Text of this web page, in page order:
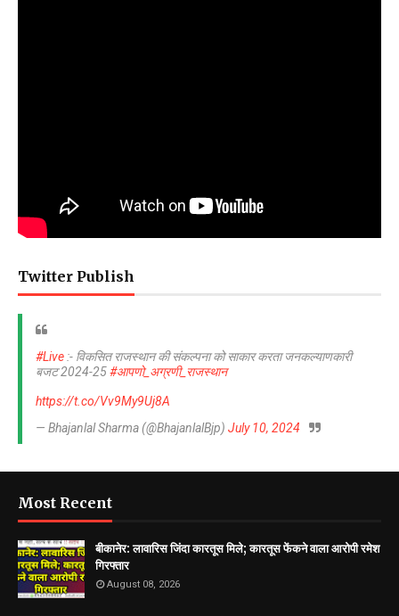
Twitter Publish
#Live:- विकसित राजस्थान की संकल्पना को साकार करता जनकल्याणकारी
बजट 2024-25#आपणो_अग्रणी_राजस्थान
https://t.co/Vv9My9Uj8A
— Bhajanlal Sharma (@BhajanlalBjp) July 10, 2024
Most Recent
बीकानेर: लावारिस जिंदा कारतूस मिले; कारतूस फेंकने वाला आरोपी रमेश
गिरफ्तार
August 08, 2026